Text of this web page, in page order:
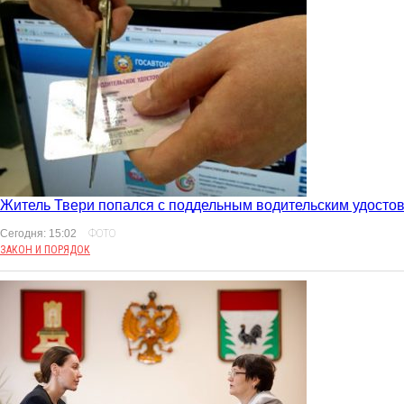
Житель Твери попался с поддельным водительским
Сегодня: 15:02
ФОТО
ЗАКОН И ПОРЯДОК